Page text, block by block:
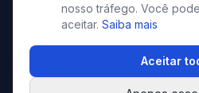
+55 51 4042-9413
nosso tráfego. Você
aceitar. Saiba mais
Aceitar